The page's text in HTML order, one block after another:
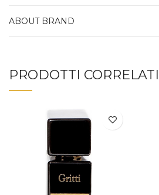
ABOUT BRAND
PRODOTTI CORRELATI